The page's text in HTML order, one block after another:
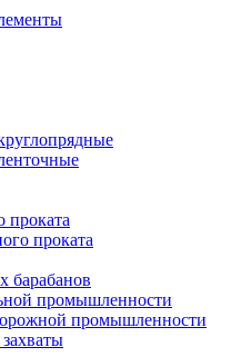
проката
проката
барабанов
промышленности
промышленности